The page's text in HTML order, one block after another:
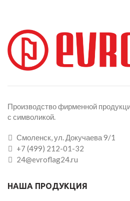
Производство фирменной
с символикой.
Смоленск, ул. Докучаева 9/1
+7 (499) 212-01-32
24@evroflag24.ru
НАША ПРОДУКЦИЯ